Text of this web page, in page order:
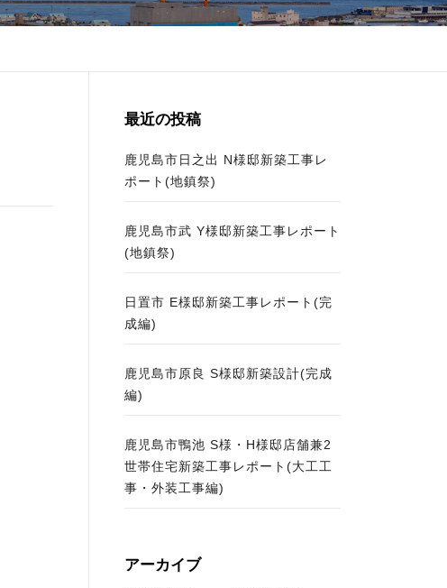
最近の投稿
鹿児島市日之出 N様邸新築工事レ
ポート(地鎮祭)
鹿児島市武 Y様邸新築工事レポート
(地鎮祭)
日置市 E様邸新築工事レポート(完
成編)
鹿児島市原良 S様邸新築設計(完成
編)
鹿児島市鴨池 S様・H様邸店舗兼2
世帯住宅新築工事レポート(大工工
事・外装工事編)
アーカイブ